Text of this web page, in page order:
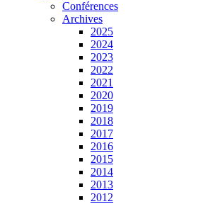
Conférences
Archives
2025
2024
2023
2022
2021
2020
2019
2018
2017
2016
2015
2014
2013
2012